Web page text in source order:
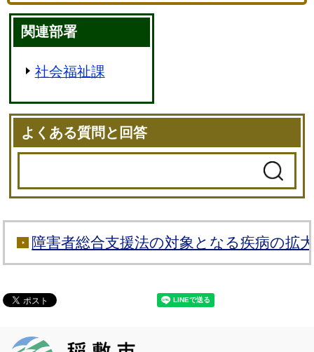
関連部署
社会福祉課
よくある質問と回答
障害者総合支援法の対象となる疾病の拡